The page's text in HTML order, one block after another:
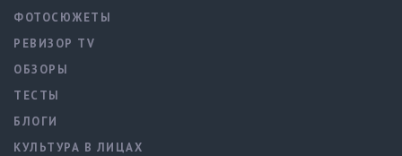
ФОТОСЮЖЕТЫ
РЕВИЗОР TV
ОБЗОРЫ
ТЕСТЫ
БЛОГИ
КУЛЬТУРА В ЛИЦАХ